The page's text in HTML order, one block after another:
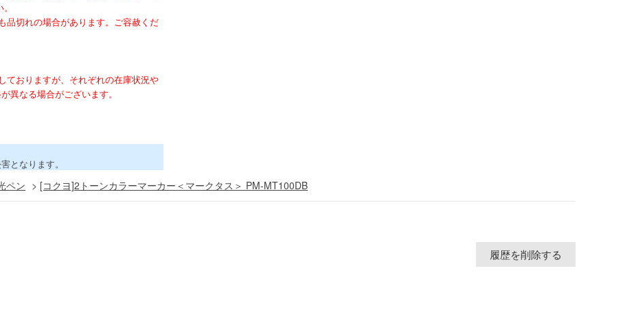
品切れの場合があります。ご容赦くだ
ておりますが、それぞれの在庫状況や
異なる場合がございます。
となります。
ペン > [コクヨ]2トーンカラーマーカー＜マークタス＞ PM-MT100DB
履歴を削除する